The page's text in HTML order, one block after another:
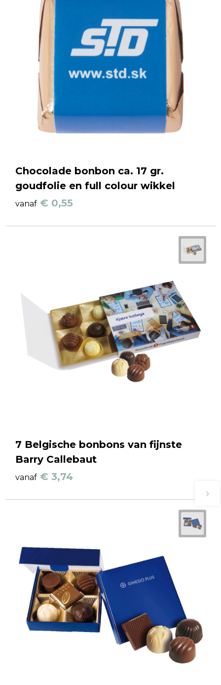
Chocolade bonbon ca. 17 gr.
goudfolie en full colour wikkel
vanaf € 0,55
7 Belgische bonbons van fijnste
Barry Callebaut
vanaf € 3,74